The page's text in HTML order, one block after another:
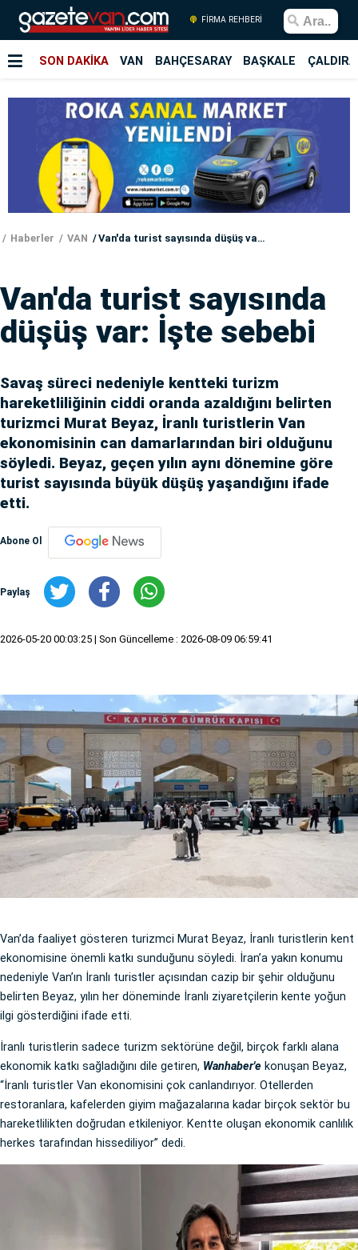
FİRMA REHBERİ
SON DAKİKA VAN BAHÇESARAY BAŞKALE
Haberler VAN Van'da turist sayısında düşüş var: İşte sebebi
Van'da turist sayısında
düşüş var: İşte sebebi
Savaş süreci nedeniyle kentteki turizm
hareketliliğinin ciddi oranda azaldığını belirten
turizmci Murat Beyaz, İranlı turistlerin Van
ekonomisinin can damarlarından biri olduğunu
söyledi. Beyaz, geçen yılın aynı dönemine göre
turist sayısında büyük düşüş yaşandığını ifade
etti.
Abone Ol
Paylaş
2026-05-20 00:03:25 | Son Güncelleme : 2026-08-09 06:59:41
Van’da faaliyet gösteren turizmci Murat Beyaz, İranlı turistlerin kent
ekonomisine önemli katkı sunduğunu söyledi. İran’a yakın konumu
nedeniyle Van’ın İranlı turistler açısından cazip bir şehir olduğunu
belirten Beyaz, yılın her döneminde İranlı ziyaretçilerin kente yoğun
ilgi gösterdiğini ifade etti.
İranlı turistlerin sadece turizm sektörüne değil, birçok farklı alana
ekonomik katkı sağladığını dile getiren, Wanhaber'e konuşan Beyaz,
“İranlı turistler Van ekonomisini çok canlandırıyor. Otellerden
restoranlara, kafelerden giyim mağazalarına kadar birçok sektör bu
hareketlilikten doğrudan etkileniyor. Kentte oluşan ekonomik canlılık
herkes tarafından hissediliyor” dedi.